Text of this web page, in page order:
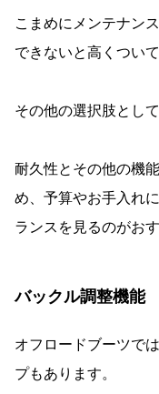
こまめにメンテナン
できないと高くつい
その他の選択肢とし
耐久性とその他の機
め、予算やお手入れ
ランスを見るのがおす
バックル調整機能
オフロードブーツで
プもあります。